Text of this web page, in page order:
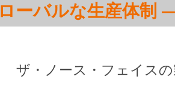
ローバルな生産体制
ザ・ノース・フェイス